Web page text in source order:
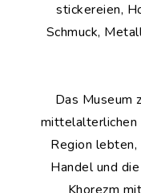
stickereien,
Schmuck,
Das Museum
mittelalterlichen
Region
Handel und